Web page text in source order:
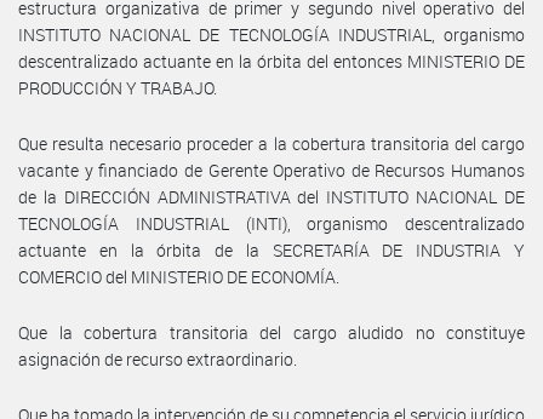
estructura organizativa de primer y segundo nivel operativo del
INSTITUTO NACIONAL DE TECNOLOGÍA INDUSTRIAL, organismo
descentralizado actuante en la órbita del entonces MINISTERIO DE
PRODUCCIÓN Y TRABAJO.
Que resulta necesario proceder a la cobertura transitoria del cargo
vacante y financiado de Gerente Operativo de Recursos Humanos
de la DIRECCIÓN ADMINISTRATIVA del INSTITUTO NACIONAL DE
TECNOLOGÍA INDUSTRIAL (INTI), organismo descentralizado
actuante en la órbita de la SECRETARÍA DE INDUSTRIA Y
COMERCIO del MINISTERIO DE ECONOMÍA.
Que la cobertura transitoria del cargo aludido no constituye
asignación de recurso extraordinario.
Que ha tomado la intervención de su competencia el servicio jurídico